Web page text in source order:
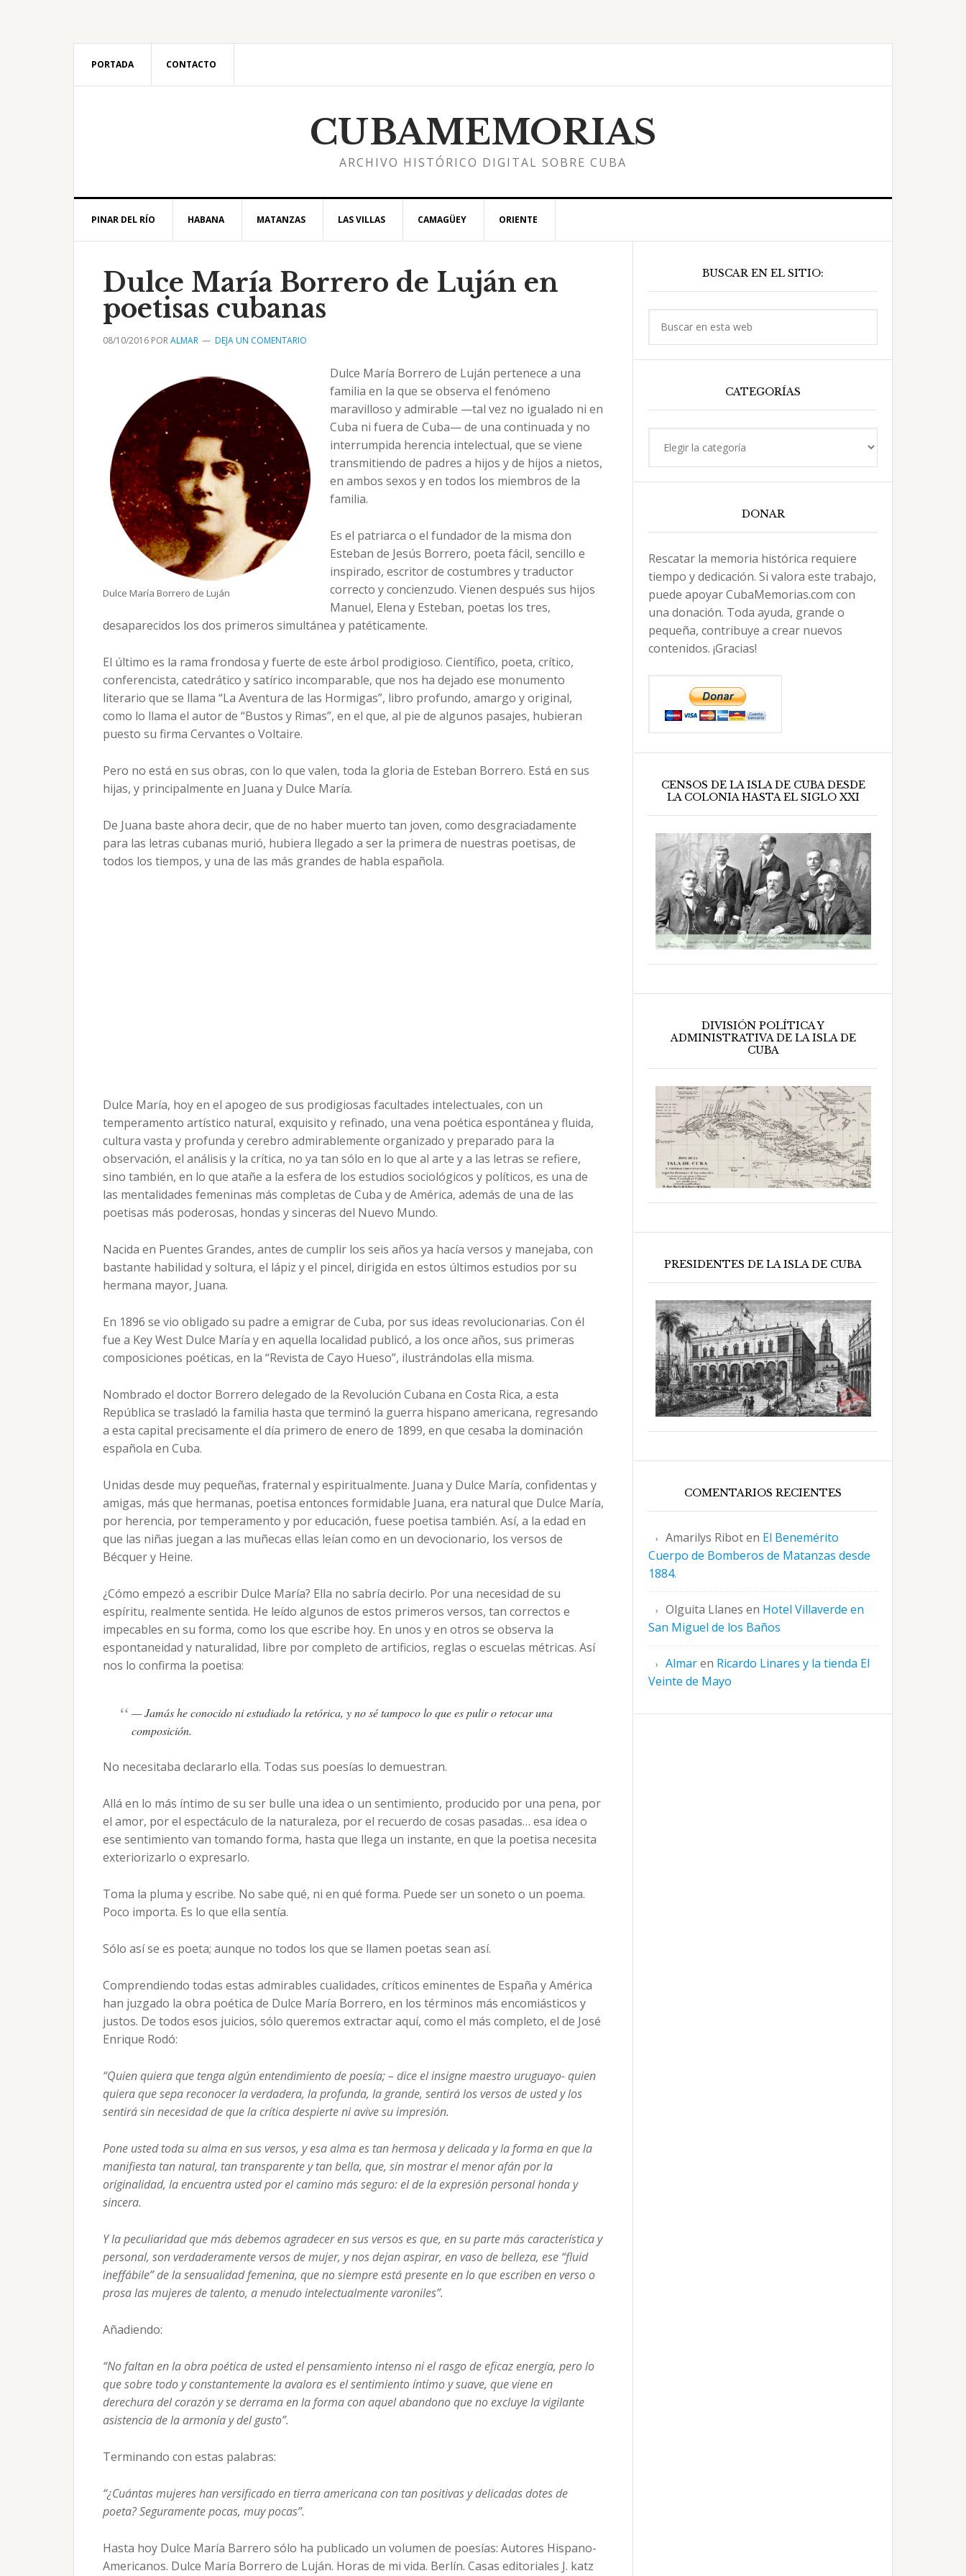
PORTADA CONTACTO
CUBAMEMORIAS
ARCHIVO HISTÓRICO DIGITAL SOBRE CUBA
PINAR DEL RÍO HABANA MATANZAS LAS VILLAS CAMAGÜEY ORIENTE
Dulce María Borrero de Luján en
poetisas cubanas
08/10/2016 PORALMAR DEJA UN COMENTARIO
Dulce María Borrero de Luján
Dulce María Borrero de Luján pertenece a una
familia en la que se observa el fenómeno
maravilloso y admirable —tal vez no igualado ni en
Cuba ni fuera de Cuba— de una continuada y no
interrumpida herencia intelectual, que se viene
transmitiendo de padres a hijos y de hijos a nietos,
en ambos sexos y en todos los miembros de la
familia.
Es el patriarca o el fundador de la misma don
Esteban de Jesús Borrero, poeta fácil, sencillo e
inspirado, escritor de costumbres y traductor
correcto y concienzudo. Vienen después sus hijos
Manuel, Elena y Esteban, poetas los tres,
desaparecidos los dos primeros simultánea y patéticamente.
El último es la rama frondosa y fuerte de este árbol prodigioso. Científico, poeta, crítico,
conferencista, catedrático y satírico incomparable, que nos ha dejado ese monumento
literario que se llama “La Aventura de las Hormigas”, libro profundo, amargo y original,
como lo llama el autor de “Bustos y Rimas”, en el que, al pie de algunos pasajes, hubieran
puesto su firma Cervantes o Voltaire.
Pero no está en sus obras, con lo que valen, toda la gloria de Esteban Borrero. Está en sus
hijas, y principalmente en Juana y Dulce María.
De Juana baste ahora decir, que de no haber muerto tan joven, como desgraciadamente
para las letras cubanas murió, hubiera llegado a ser la primera de nuestras poetisas, de
todos los tiempos, y una de las más grandes de habla española.
Dulce María, hoy en el apogeo de sus prodigiosas facultades intelectuales, con un
temperamento artístico natural, exquisito y refinado, una vena poética espontánea y fluida,
cultura vasta y profunda y cerebro admirablemente organizado y preparado para la
observación, el análisis y la crítica, no ya tan sólo en lo que al arte y a las letras se refiere,
sino también, en lo que atañe a la esfera de los estudios sociológicos y políticos, es una de
las mentalidades femeninas más completas de Cuba y de América, además de una de las
poetisas más poderosas, hondas y sinceras del Nuevo Mundo.
Nacida en Puentes Grandes, antes de cumplir los seis años ya hacía versos y manejaba, con
bastante habilidad y soltura, el lápiz y el pincel, dirigida en estos últimos estudios por su
hermana mayor, Juana.
En 1896 se vio obligado su padre a emigrar de Cuba, por sus ideas revolucionarias. Con él
fue a Key West Dulce María y en aquella localidad publicó, a los once años, sus primeras
composiciones poéticas, en la “Revista de Cayo Hueso”, ilustrándolas ella misma.
Nombrado el doctor Borrero delegado de la Revolución Cubana en Costa Rica, a esta
República se trasladó la familia hasta que terminó la guerra hispano americana, regresando
a esta capital precisamente el día primero de enero de 1899, en que cesaba la dominación
española en Cuba.
Unidas desde muy pequeñas, fraternal y espiritualmente. Juana y Dulce María, confidentas y
amigas, más que hermanas, poetisa entonces formidable Juana, era natural que Dulce María,
por herencia, por temperamento y por educación, fuese poetisa también. Así, a la edad en
que las niñas juegan a las muñecas ellas leían como en un devocionario, los versos de
Bécquer y Heine.
¿Cómo empezó a escribir Dulce María? Ella no sabría decirlo. Por una necesidad de su
espíritu, realmente sentida. He leído algunos de estos primeros versos, tan correctos e
impecables en su forma, como los que escribe hoy. En unos y en otros se observa la
espontaneidad y naturalidad, libre por completo de artificios, reglas o escuelas métricas. Así
nos lo confirma la poetisa:
— Jamás he conocido ni estudiado la retórica, y no sé tampoco lo que es pulir o retocar una
composición.
No necesitaba declararlo ella. Todas sus poesías lo demuestran.
Allá en lo más íntimo de su ser bulle una idea o un sentimiento, producido por una pena, por
el amor, por el espectáculo de la naturaleza, por el recuerdo de cosas pasadas… esa idea o
ese sentimiento van tomando forma, hasta que llega un instante, en que la poetisa necesita
exteriorizarlo o expresarlo.
Toma la pluma y escribe. No sabe qué, ni en qué forma. Puede ser un soneto o un poema.
Poco importa. Es lo que ella sentía.
Sólo así se es poeta; aunque no todos los que se llamen poetas sean así.
Comprendiendo todas estas admirables cualidades, críticos eminentes de España y América
han juzgado la obra poética de Dulce María Borrero, en los términos más encomiásticos y
justos. De todos esos juicios, sólo queremos extractar aquí, como el más completo, el de José
Enrique Rodó:
“Quien quiera que tenga algún entendimiento de poesía; – dice el insigne maestro uruguayo- quien
quiera que sepa reconocer la verdadera, la profunda, la grande, sentirá los versos de usted y los
sentirá sin necesidad de que la crítica despierte ni avive su impresión.
Pone usted toda su alma en sus versos, y esa alma es tan hermosa y delicada y la forma en que la
manifiesta tan natural, tan transparente y tan bella, que, sin mostrar el menor afán por la
originalidad, la encuentra usted por el camino más seguro: el de la expresión personal honda y
sincera.
Y la peculiaridad que más debemos agradecer en sus versos es que, en su parte más característica y
personal, son verdaderamente versos de mujer, y nos dejan aspirar, en vaso de belleza, ese “fluid
ineffábile” de la sensualidad femenina, que no siempre está presente en lo que escriben en verso o
prosa las mujeres de talento, a menudo intelectualmente varoniles”.
Añadiendo:
“No faltan en la obra poética de usted el pensamiento intenso ni el rasgo de eficaz energía, pero lo
que sobre todo y constantemente la avalora es el sentimiento íntimo y suave, que viene en
derechura del corazón y se derrama en la forma con aquel abandono que no excluye la vigilante
asistencia de la armonía y del gusto”.
Terminando con estas palabras:
“¿Cuántas mujeres han versificado en tierra americana con tan positivas y delicadas dotes de
poeta? Seguramente pocas, muy pocas”.
Hasta hoy Dulce María Barrero sólo ha publicado un volumen de poesías: Autores Hispano-
Americanos. Dulce María Borrero de Luján. Horas de mi vida. Berlín. Casas editoriales J. katz
lateral
principal
BUSCAR EN EL SITIO:
CATEGORÍAS
DONAR
Rescatar la memoria histórica requiere
tiempo y dedicación. Si valora este trabajo,
puede apoyar CubaMemorias.com con
una donación. Toda ayuda, grande o
pequeña, contribuye a crear nuevos
contenidos. ¡Gracias!
CENSOS DE LA ISLA DE CUBA DESDE
LA COLONIA HASTA EL SIGLO XXI
DIVISIÓN POLÍTICA Y
ADMINISTRATIVA DE LA ISLA DE
CUBA
PRESIDENTES DE LA ISLA DE CUBA
COMENTARIOS RECIENTES
Amarilys Riboten El Benemérito
Cuerpo de Bomberos de Matanzas desde
1884.
Olguita Llanes en Hotel Villaverde en
San Miguel de los Baños
Almaren Ricardo Linares y la tienda El
Veinte de Mayo